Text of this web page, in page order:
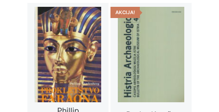
€13,50.
AKCIJA!